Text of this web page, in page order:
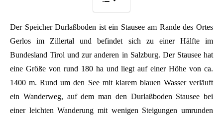
Der Speicher Durlaßboden ist ein Stausee am Rande des Ortes
Gerlos im Zillertal und befindet sich zu einer Hälfte im
Bundesland Tirol und zur anderen in Salzburg. Der Stausee hat
eine Größe von rund 180 ha und liegt auf einer Höhe von ca.
1400 m. Rund um den See mit klarem blauen Wasser verläuft
ein Wanderweg, auf dem man den Durlaßboden Stausee bei
einer leichten Wanderung mit wenigen Steigungen umrunden